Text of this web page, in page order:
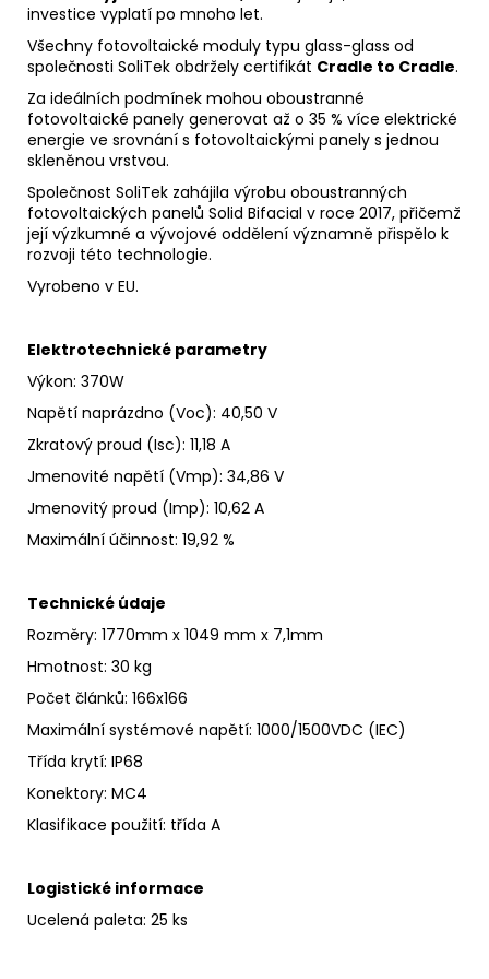
investice vyplatí po mnoho let.
Všechny fotovoltaické moduly typu glass-glass od
společnosti SoliTek obdržely certifikát Cradle to Cradle.
Za ideálních podmínek mohou oboustranné
fotovoltaické panely generovat až o 35 % více elektrické
energie ve srovnání s fotovoltaickými panely s jednou
skleněnou vrstvou.
Společnost SoliTek zahájila výrobu oboustranných
fotovoltaických panelů Solid Bifacial v roce 2017, přičemž
její výzkumné a vývojové oddělení významně přispělo k
rozvoji této technologie.
Vyrobeno v EU.
Elektrotechnické parametry
Výkon: 370W
Napětí naprázdno (Voc): 40,50 V
Zkratový proud (Isc): 11,18 A
Jmenovité napětí (Vmp): 34,86 V
Jmenovitý proud (Imp): 10,62 A
Maximální účinnost: 19,92 %
Technické údaje
Rozměry: 1770mm x 1049 mm x 7,1mm
Hmotnost: 30 kg
Počet článků: 166x166
Maximální systémové napětí: 1000/1500VDC (IEC)
Třída krytí: IP68
Konektory: MC4
Klasifikace použití: třída A
Logistické informace
Ucelená paleta: 25 ks